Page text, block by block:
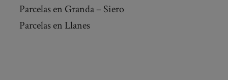
Parcelas en Granda – Siero
Parcelas en Llanes